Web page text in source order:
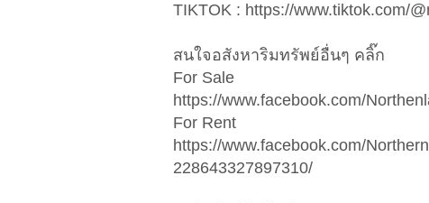
TIKTOK : https://www.tiktok.com/
สนใจอสังหาริมทรัพย์อื่นๆ คลิ๊ก
For Sale
https://www.facebook.com/
​​For ​Rent
https://www.facebook.com/
228643327897310/